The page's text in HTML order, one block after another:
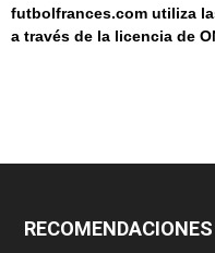
futbolfrances.com utiliza
a través de la licencia de